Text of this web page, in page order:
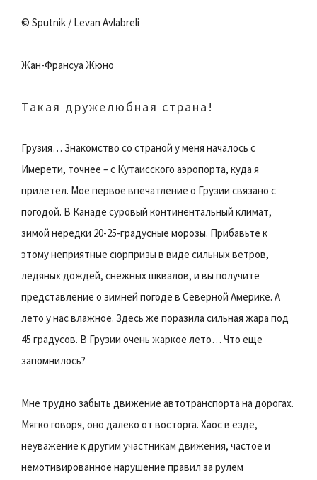
© Sputnik / Levan Avlabreli
Жан-Франсуа Жюно
Такая дружелюбная страна!
Грузия… Знакомство со страной у меня началось с
Имерети, точнее – с Кутаисского аэропорта, куда я
прилетел. Мое первое впечатление о Грузии связано с
погодой. В Канаде суровый континентальный климат,
зимой нередки 20-25-градусные морозы. Прибавьте к
этому неприятные сюрпризы в виде сильных ветров,
ледяных дождей, снежных шквалов, и вы получите
представление о зимней погоде в Северной Америке. А
лето у нас влажное. Здесь же поразила сильная жара под
45 градусов. В Грузии очень жаркое лето… Что еще
запомнилось?
Мне трудно забыть движение автотранспорта на дорогах.
Мягко говоря, оно далеко от восторга. Хаос в езде,
неуважение к другим участникам движения, частое и
немотивированное нарушение правил за рулем